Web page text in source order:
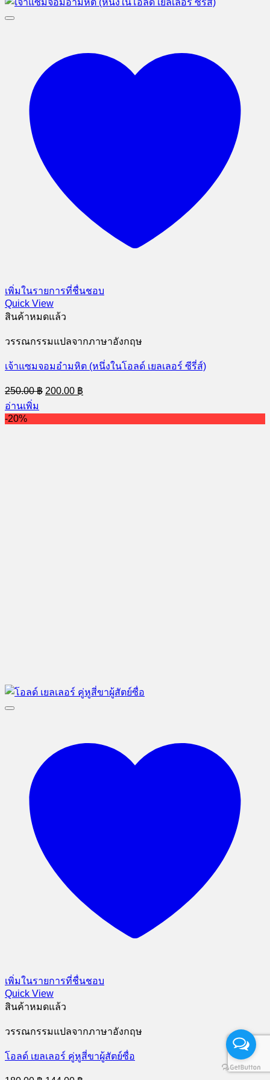
เพิ่มในรายการที่ชื่นชอบ
Quick View
สินค้าหมดแล้ว
วรรณกรรมแปลจากภาษาอังกฤษ
เจ้าแซมจอมอำมหิต (หนึ่งในโอลด์ เยลเลอร์ ซีรี่ส์)
250.00฿ Original
price
250.00 ฿.
200.00 ฿
price
200.00 ฿.
อ่านเพิ่ม
-20%
เพิ่มในรายการที่ชื่นชอบ
Quick View
สินค้าหมดแล้ว
วรรณกรรมแปลจากภาษาอังกฤษ
โอลด์ เยลเลอร์ คู่หูสี่ขาผู้สัตย์ซื่อ
Original